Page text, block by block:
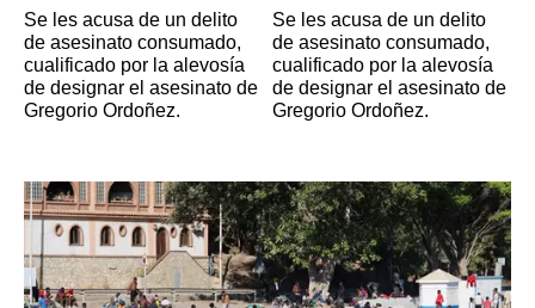
Se les acusa de un delito
de asesinato consumado,
cualificado por la alevosía
de designar el asesinato de
Gregorio Ordoñez.
Se les acusa de un delito
de asesinato consumado,
cualificado por la alevosía
de designar el asesinato de
Gregorio Ordoñez.